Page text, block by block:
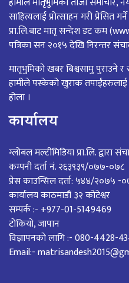
साहित्यलाई प्रोत्साहन गरी प्रेसित
प्रा.लि.बाट मातृ सन्देश डट कम
पत्रिका सन २०१५ देखि निरन्तर
मातृभुमिको खबर बिश्वसामु पुराउने
हामीले पस्केको खुराक तपाईंहरुलाई
होला ।
कार्यालय
ग्लोबल मल्टीमिडिया प्रा.लि. द्वारा
कम्पनी दर्ता नं. २६३९३९/०७७-०७८
प्रेस काउन्सिल दर्ता: ५४४/२०७५ -
कार्यालय काठमाडौं ३२ कोटेश्वर
सम्पर्क :- +977-01-5149469
टोकियो, जापान
विज्ञापनको लागि :- 080-4428-
Email:-